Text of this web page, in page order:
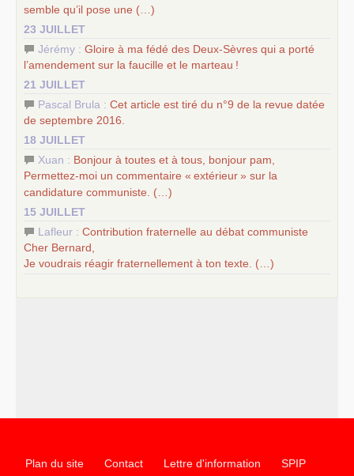
semble qu’il pose une (…)
23 JUILLET
Jérémy : Gloire à ma fédé des Deux-Sèvres qui a porté
l’amendement sur la faucille et le marteau !
21 JUILLET
Pascal Brula : Cet article est tiré du n°9 de la revue datée
de septembre 2016.
18 JUILLET
Xuan : Bonjour à toutes et à tous, bonjour pam,
Permettez-moi un commentaire « extérieur» sur la
candidature communiste. (…)
15 JUILLET
Lafleur : Contribution fraternelle au débat communiste
Cher Bernard,
Je voudrais réagir fraternellement à ton texte. (…)
Plan du site Contact Lettre d'information SPIP